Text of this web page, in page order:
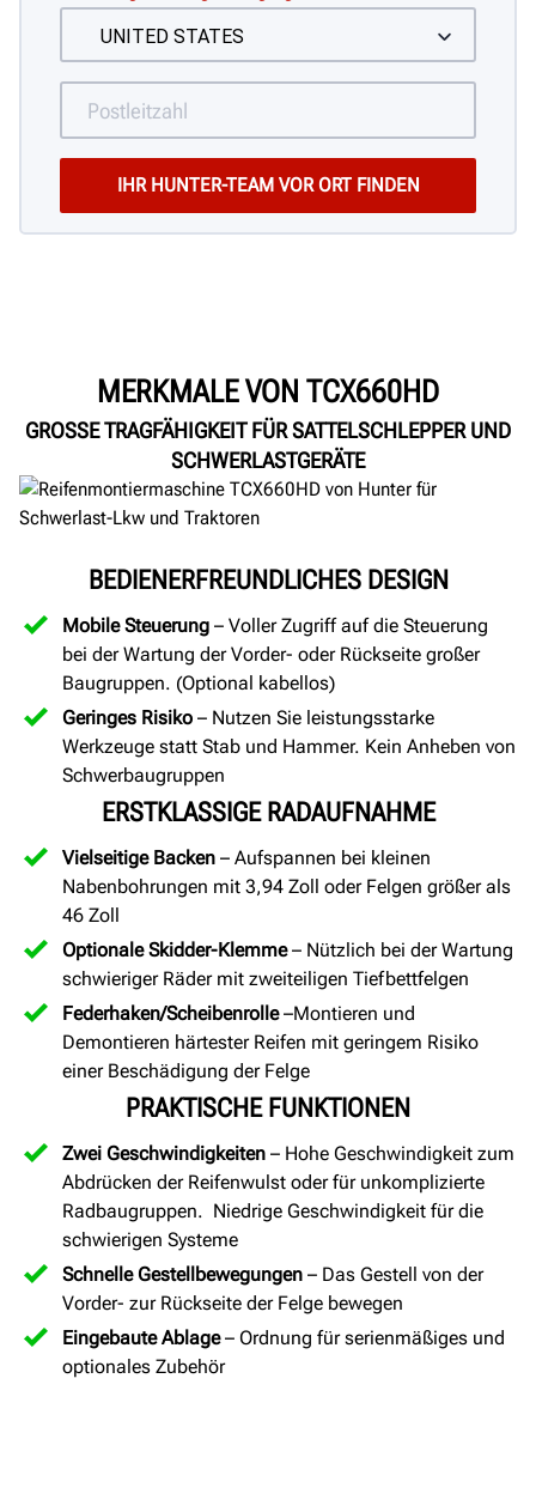
MERKMALE VON TCX660HD
GROSSE TRAGFÄHIGKEIT FÜR SATTELSCHLEPPER UND S
CHWERLASTGERÄTE
BEDIENERFREUNDLICHES DESIGN
Mobile Steuerung – Voller Zugriff auf die Steuerung
bei der Wartung der Vorder- oder Rückseite großer
Baugruppen. (Optional kabellos)
Geringes Risiko – Nutzen Sie leistungsstarke
Werkzeuge statt Stab und Hammer. Kein Anheben von
Schwerbaugruppen
ERSTKLASSIGE RADAUFNAHME
Vielseitige Backen – Aufspannen bei kleinen
Nabenbohrungen mit 3,94 Zoll oder Felgen größer als
46 Zoll
Optionale Skidder-Klemme– Nützlich bei der Wartung
schwieriger Räder mit zweiteiligen Tiefbettfelgen
Federhaken/Scheibenrolle–Montieren und
Demontieren härtester Reifen mit geringem Risiko
einer Beschädigung der Felge
PRAKTISCHE FUNKTIONEN
Zwei Geschwindigkeiten – Hohe Geschwindigkeit zum
Abdrücken der Reifenwulst oder für unkomplizierte
Radbaugruppen. Niedrige Geschwindigkeit für die
schwierigen Systeme
Schnelle Gestellbewegungen – Das Gestell von der
Vorder- zur Rückseite der Felge bewegen
Eingebaute Ablage– Ordnung für serienmäßiges und
optionales Zubehör